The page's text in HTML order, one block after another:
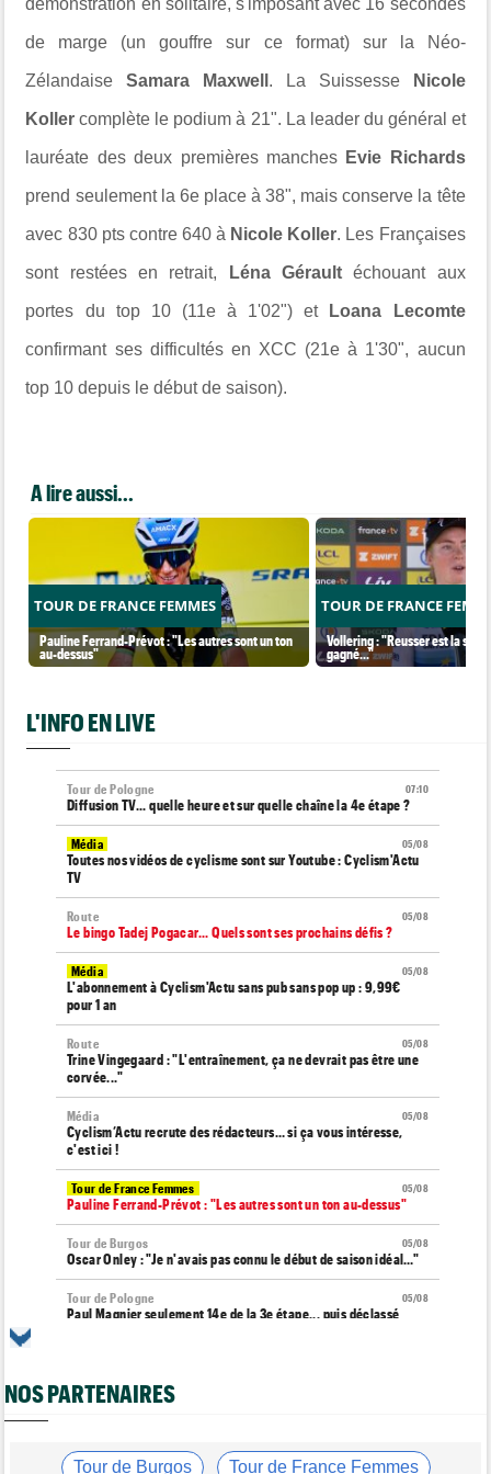
de marge (un gouffre sur ce format) sur la Néo-
ZélandaiseSamara Maxwell . La Suissesse Nicole
Koller complète le podium à 21". La leader du général et
lauréate des deux premières manches Evie Richards
prend seulement la 6e place à 38", mais conserve la tête
avec 830 pts contre 640 à Nicole Koller. Les Françaises
sont restées en retrait, Léna Géraultéchouant aux
portes du top 10 (11e à 1'02") et Loana Lecomte
confirmant ses difficultés en XCC (21e à 1'30", aucun
top 10 depuis le début de saison).
A lire aussi...
TOUR DE FRANCE FEMMES
Pauline Ferrand-Prévot : "Les autres sont un ton
au-dessus"
TOUR DE FRANCE
Vollering : "Reusser est la
gagné..."
L'INFO EN LIVE
07:10
Tour de Pologne
Diffusion TV... quelle heure et sur quelle chaîne la 4e étape ?
05/08
Média
Toutes nos vidéos de cyclisme sont sur Youtube : Cyclism'Actu
TV
05/08
Route
Le bingo Tadej Pogacar... Quels sont ses prochains défis ?
05/08
Média
L'abonnement à Cyclism'Actu sans pub sans pop up : 9,99€
pour 1 an
05/08
Route
Trine Vingegaard : "L'entraînement, ça ne devrait pas être une
corvée..."
05/08
Média
Cyclism’Actu recrute des rédacteurs… si ça vous intéresse,
c'est ici !
05/08
Tour de France Femmes
Pauline Ferrand-Prévot : "Les autres sont un ton au-dessus"
05/08
Tour de Burgos
Oscar Onley : "Je n'avais pas connu le début de saison idéal…"
05/08
Tour de Pologne
Paul Magnier seulement 14e de la 3e étape... puis déclassé
Emirates
NOS PARTENAIRES
Tour de Burgos Tour de France Femmes